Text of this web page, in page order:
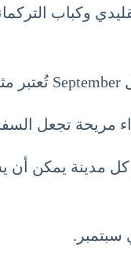
وكباب
مدينة يمكن
سبتمبر.